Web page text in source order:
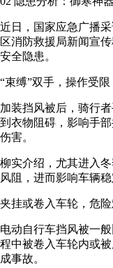
近日，国家应急广播
区消防救援局新闻宣
安全隐患。
“束缚”双手，操作受限
加装挡风被后，骑行
到衣物阻碍，影响手
伤害。
柳实介绍，尤其进入
风阻，进而影响车辆稳
夹挂或卷入车轮，危
电动自行车挡风被一
程中被卷入车轮内或
成事故。